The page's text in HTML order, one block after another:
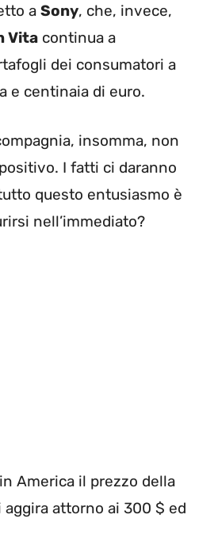
a Sony, che, invece,
Vita continua a
dei consumatori a
e centinaia di euro.
insomma, non
I fatti ci daranno
questo entusiasmo è
nell’immediato?
America il prezzo della
attorno ai 300 $ ed